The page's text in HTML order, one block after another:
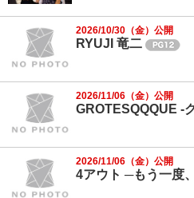
2026/10/30（金）公開
RYUJI 竜二
2026/11/06（金）公開
GROTESQQQUE -
2026/11/06（金）公開
4アウト ─もう一度